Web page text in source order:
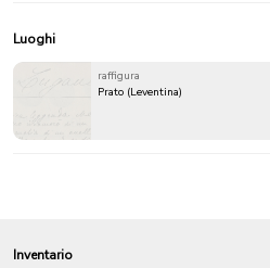
Luoghi
raffigura
Prato (Leventina)
Inventario